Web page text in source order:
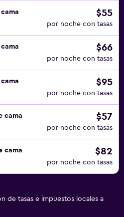
$55
por noche con tasas
$66
por noche con tasas
$95
por noche con tasas
cama
$57
por noche con tasas
cama
$82
por noche con tasas
de tasas e impuestos locales a